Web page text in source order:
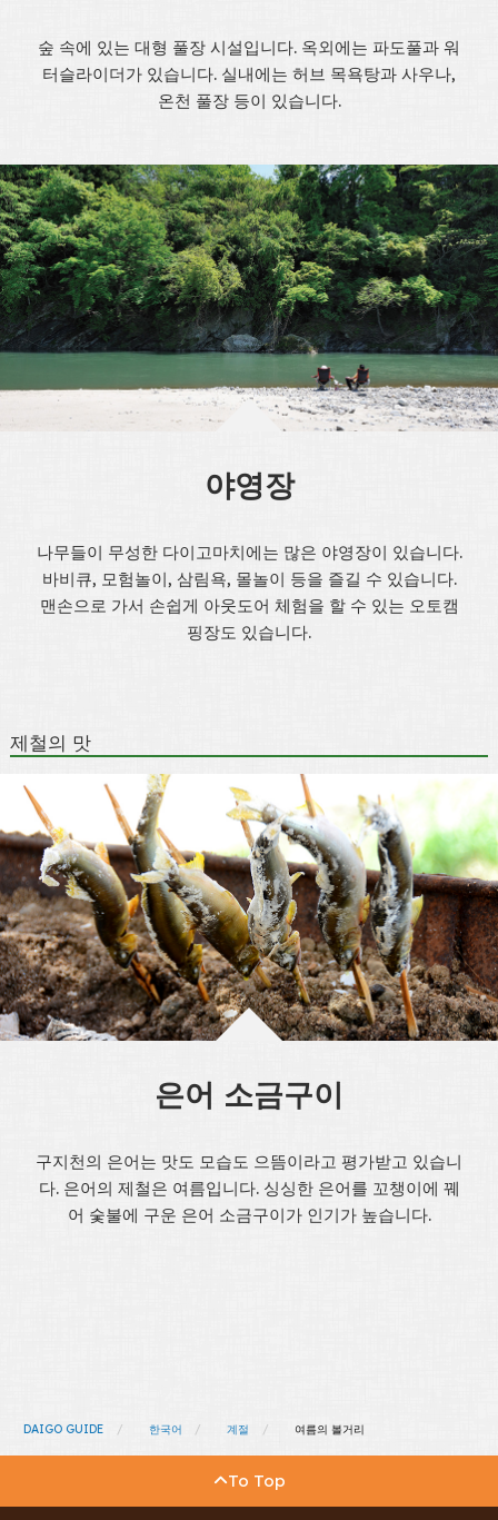
숲 속에 있는 대형 풀장 시설입니다. 옥외에는 파도풀과 워
터슬라이더가 있습니다. 실내에는 허브 목욕탕과 사우나,
온천 풀장 등이 있습니다.
야영장
나무들이 무성한 다이고마치에는 많은 야영장이 있습니다.
바비큐, 모험놀이, 삼림욕, 몰놀이 등을 즐길 수 있습니다.
맨손으로 가서 손쉽게 아웃도어 체험을 할 수 있는 오토캠
핑장도 있습니다.
제철의 맛
은어 소금구이
구지천의 은어는 맛도 모습도 으뜸이라고 평가받고 있습니
다. 은어의 제철은 여름입니다. 싱싱한 은어를 꼬챙이에 꿰
어 숯불에 구운 은어 소금구이가 인기가 높습니다.
DAIGO GUIDE 한국어 계절 여름의 볼거리
To Top